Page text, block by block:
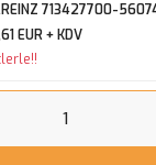
713427700-
EUR + KDV